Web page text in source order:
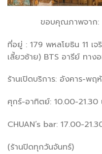
ขอบคุณภาพจาก:
ที่อยู่ : 179 พหลโยธิน 11 เ
เลี้ยวซ้าย) BTS อารีย์ ทาง
ร้านเปิดบริการ: อังคาร-พฤ
ศุกร์-อาทิตย์: 10.00-21.30
CHUAN’s bar: 17.00-
(ร้านปิดทุกวันจันทร์)